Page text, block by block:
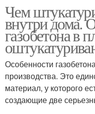
газоблоку
Гипсовая штукатурка
Чем
внутри дома.
газобетона в
Особенности
производства. Это
материал, у которого
создающие две